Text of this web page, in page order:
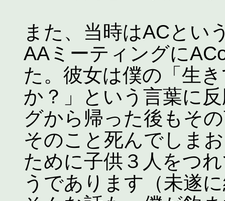
また、当時はACとい
AAミーティングに
た。彼女は僕の「生
か？」という言葉に
グから帰った後もそ
そのこと死んでしま
ために子供３人をつ
うであります（未遂